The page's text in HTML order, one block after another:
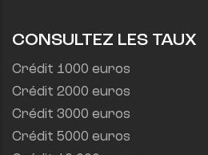
CONSULTEZ LES TAUX
Crédit 1000 euros
Crédit 2000 euros
Crédit 3000 euros
Crédit 5000 euros